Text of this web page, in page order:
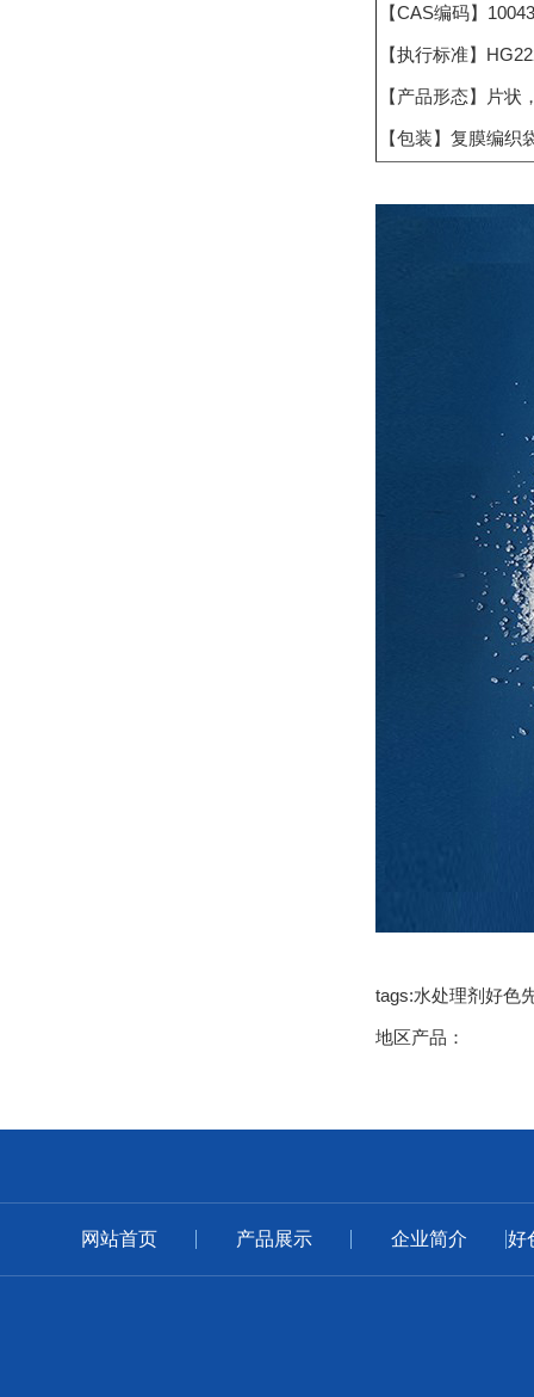
【CAS编码】
【执行标准】
【产品形态】片状
【包装】复膜编织
tags:水处理剂好色
地区产品：
网站首页 产品展示 企业简介 好